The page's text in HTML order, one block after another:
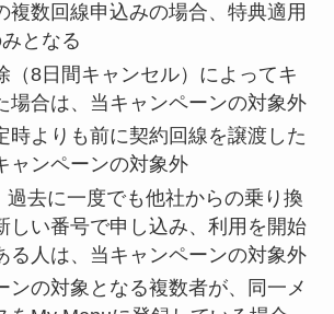
複数回線申込みの場合、特典適用
となる
（8日間キャンセル）によってキ
場合は、当キャンペーンの対象外
時よりも前に契約回線を譲渡した
ャンペーンの対象外
過去に一度でも他社からの乗り換
しい番号で申し込み、利用を開始
る人は、当キャンペーンの対象外
ンの対象となる複数者が、同一メ